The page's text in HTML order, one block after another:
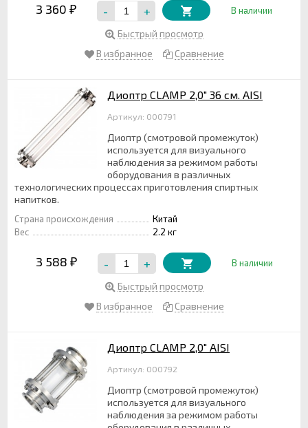
3 360 ₽ - + В наличии
Быстрый просмотр
В избранное
Сравнение
Диоптр CLAMP 2,0" 36 см. AISI
Артикул: 000791
Диоптр (смотровой промежуток)
используется для визуального
наблюдения за режимом работы
оборудования в различных
технологических процессах приготовления спиртных
напитков.
Страна происхождения
Китай
Вес
2.2 кг
3 588 ₽ - + В наличии
Быстрый просмотр
В избранное
Сравнение
Диоптр CLAMP 2,0" AISI
Артикул: 000792
Диоптр (смотровой промежуток)
используется для визуального
наблюдения за режимом работы